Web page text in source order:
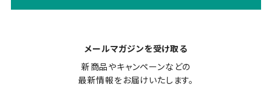
メールマガジンを受け取る
新商品やキャンペーンなどの
最新情報をお届けいたします。